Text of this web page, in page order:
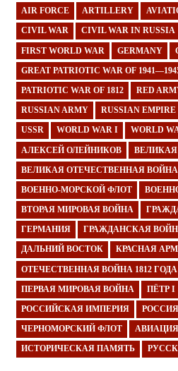
AIR FORCE ARTILLERY
CIVIL WAR CIVIL WAR IN RUSSIA
FIRST WORLD WAR GERMANY
GREAT PATRIOTIC WAR OF
PATRIOTIC WAR OF 1812 RED
RUSSIAN ARMY RUSSIAN EMPIRE
USSR WORLD WAR I WORLD
АЛЕКСЕЙ ОЛЕЙНИКОВ
ВЕЛИКАЯ ОТЕЧЕСТВЕННАЯ ВОЙНА
ВОЕННО-МОРСКОЙ ФЛОТ
ВТОРАЯ МИРОВАЯ ВОЙНА
ГЕРМАНИЯ ГРАЖДАНСКАЯ
ДАЛЬНИЙ ВОСТОК КРАСНАЯ
ОТЕЧЕСТВЕННАЯ ВОЙНА 1812 ГОДА
ПЕРВАЯ МИРОВАЯ ВОЙНА ПЁТР I
РОССИЙСКАЯ ИМПЕРИЯ РОССИЯ
ЧЕРНОМОРСКИЙ ФЛОТ АВИАЦИЯ
ИСТОРИЧЕСКАЯ ПАМЯТЬ